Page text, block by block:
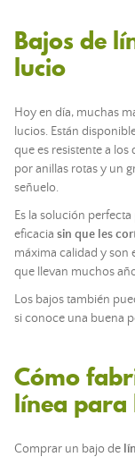
Bajos de
lucio
Hoy en día, muchas
lucios. Están
que es resistente a
por anillas rotas y un
señuelo.
Es la solución
eficacia sin que les
máxima calidad y son
que llevan muchos
Los bajos también
si conoce una buena
Cómo
línea para
Comprar un bajo de